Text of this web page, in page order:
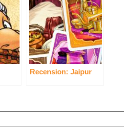
Recension: Jaipur